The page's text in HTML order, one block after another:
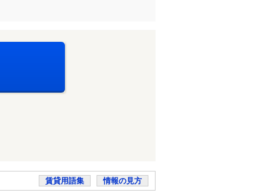
賃貸用語集 情報の見方